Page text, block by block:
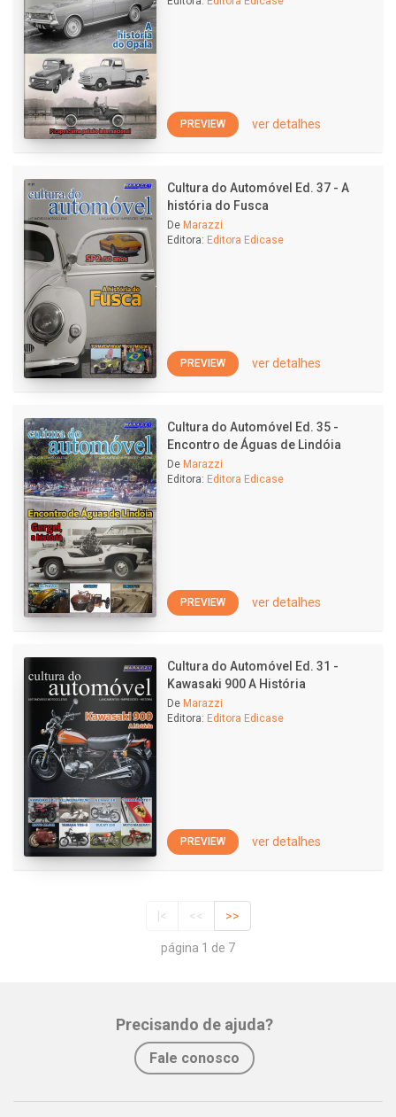
PREVIEW ver detalhes
Cultura do Automóvel Ed. 37 - A
história do Fusca
De Marazzi
Editora: Editora Edicase
PREVIEW ver detalhes
Cultura do Automóvel Ed. 35 -
Encontro de Águas de Lindóia
De Marazzi
Editora: Editora Edicase
PREVIEW ver detalhes
Cultura do Automóvel Ed. 31 -
Kawasaki 900 A História
De Marazzi
Editora: Editora Edicase
PREVIEW ver detalhes
|< << >>
página 1 de 7
Precisando de ajuda?
Fale conosco